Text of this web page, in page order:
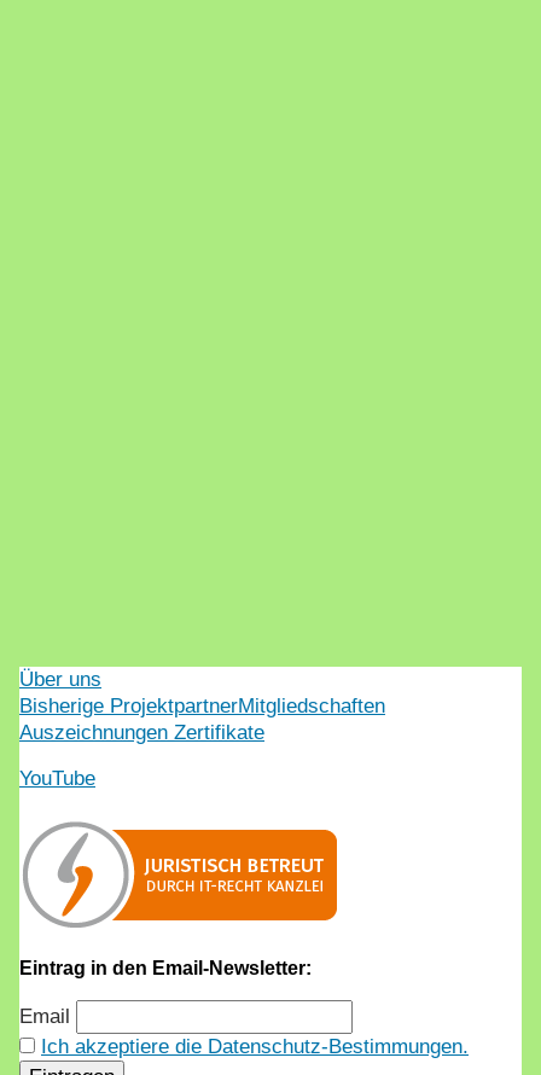
Über uns
Bisherige ProjektpartnerMitgliedschaften
Auszeichnungen Zertifikate
YouTube
Eintrag in den Email-Newsletter:
Email
Ich akzeptiere die Datenschutz-Bestimmungen.